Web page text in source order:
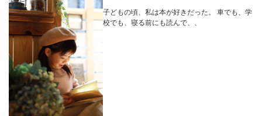
子どもの頃、私は本が好きだった。 車でも、学
校でも、寝る前にも読んで、、